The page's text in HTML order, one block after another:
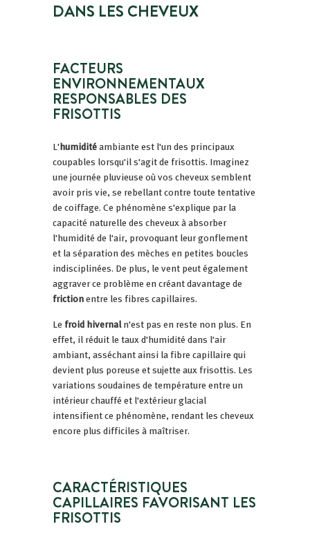
DANS LES CHEVEUX
FACTEURS
ENVIRONNEMENTAUX
RESPONSABLES DES
FRISOTTIS
L'humiditéambiante est l'un des principaux
coupables lorsqu'il s'agit de frisottis. Imaginez
une journée pluvieuse où vos cheveux semblent
avoir pris vie, se rebellant contre toute tentative
de coiffage. Ce phénomène s'explique par la
capacité naturelle des cheveux à absorber
l'humidité de l'air, provoquant leur gonflement
et la séparation des mèches en petites boucles
indisciplinées. De plus, le vent peut également
aggraver ce problème en créant davantage de
frictionentre les fibres capillaires.
Le froid hivernaln'est pas en reste non plus. En
effet, il réduit le taux d'humidité dans l'air
ambiant, asséchant ainsi la fibre capillaire qui
devient plus poreuse et sujette aux frisottis. Les
variations soudaines de température entre un
intérieur chauffé et l'extérieur glacial
intensifient ce phénomène, rendant les cheveux
encore plus difficiles à maîtriser.
CARACTÉRISTIQUES
CAPILLAIRES FAVORISANT LES
FRISOTTIS